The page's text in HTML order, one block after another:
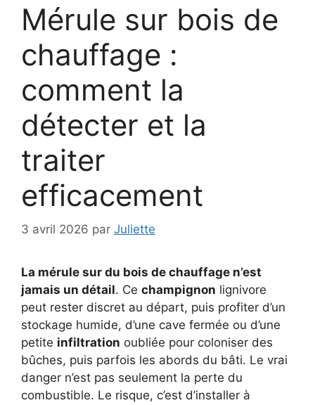
Mérule sur bois de
chauffage :
comment la
détecter et la
traiter
efficacement
3 avril 2026 par Juliette
La mérule sur du bois de chauffage n’est
jamais un détail. Ce champignon lignivore
peut rester discret au départ, puis profiter d’un
stockage humide, d’une cave fermée ou d’une
petite infiltration oubliée pour coloniser des
bûches, puis parfois les abords du bâti. Le vrai
danger n’est pas seulement la perte du
combustible. Le risque, c’est d’installer à